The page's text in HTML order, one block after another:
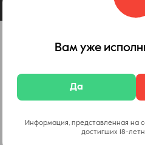
Каталог товаров
Солевой никотин
Вам уже
Да
Информация, представленная на
достигших 18-